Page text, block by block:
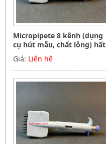
Micropipete 8 kênh (dụng
cụ hút mẫu, chất lỏng) hất
tiệt trùng 50-300ul, Hãng
Phoenix instrument
Germany
Giá: Liên hệ